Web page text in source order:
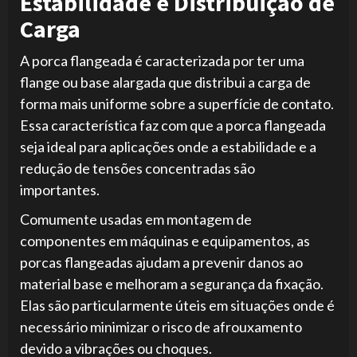
Carga
A porca flangeada é caracterizada por ter uma
flange ou base alargada que distribui a carga de
forma mais uniforme sobre a superfície de contato.
Essa característica faz com que a porca flangeada
seja ideal para aplicações onde a estabilidade e a
redução de tensões concentradas são
importantes.
Comumente usadas em montagem de
componentes em máquinas e equipamentos, as
porcas flangeadas ajudam a prevenir danos ao
material base e melhoram a segurança da fixação.
Elas são particularmente úteis em situações onde é
necessário minimizar o risco de afrouxamento
devido a vibrações ou choques.